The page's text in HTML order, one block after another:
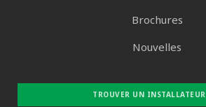
Brochures
Nouvelles
TROUVER UN INSTALLATEUR